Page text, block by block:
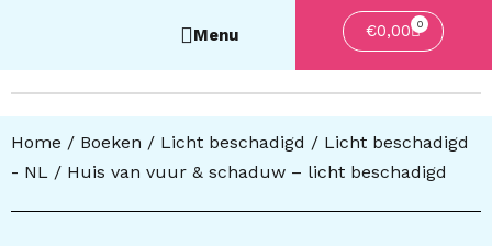
€0,00 0
Home / Boeken / Licht beschadigd / Licht beschadigd
- NL / Huis van vuur & schaduw – licht beschadigd